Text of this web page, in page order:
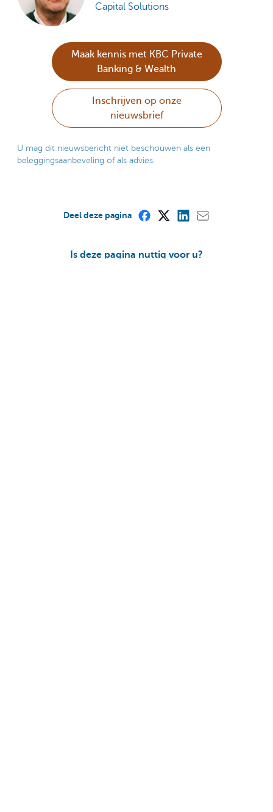
Capital Solutions
Maak kennis met KBC Private
Banking & Wealth
Inschrijven op onze
nieuwsbrief
U mag dit nieuwsbericht niet beschouwen als een
beleggingsaanbeveling of als advies.
Is deze pagina nuttig voor u?
Deel deze pagina